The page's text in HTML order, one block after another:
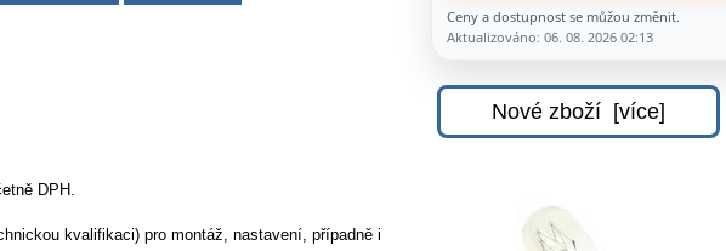
DPH.
kvalifikaci) pro montáž, nastavení, případně i
Ceny a dostupnost se můžou změnit.
Aktualizováno: 06. 08. 2026 02:13
Nové zboží [více]